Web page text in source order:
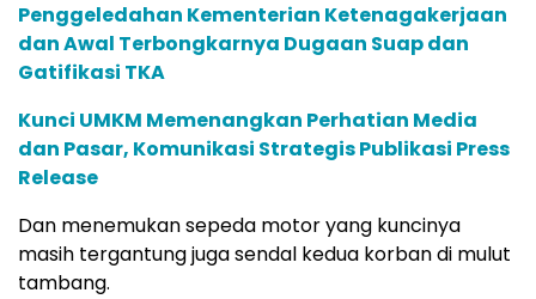
Penggeledahan Kementerian Ketenagakerjaan
dan Awal Terbongkarnya Dugaan Suap dan
Gatifikasi TKA
Kunci UMKM Memenangkan Perhatian Media
dan Pasar, Komunikasi Strategis Publikasi Press
Release
Dan menemukan sepeda motor yang kuncinya
masih tergantung juga sendal kedua korban di mulut
tambang.